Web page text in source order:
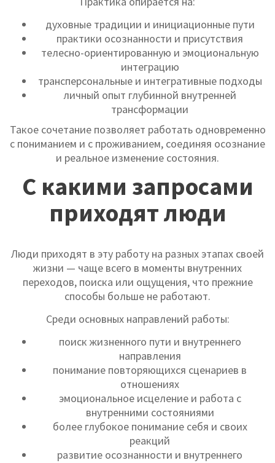
духовные традиции и инициационные пути
практики осознанности и присутствия
телесно-ориентированную и эмоциональную
интеграцию
трансперсональные и интегративные подходы
личный опыт глубинной внутренней
трансформации
Такое сочетание позволяет работать одновременно
с пониманием и с проживанием, соединяя осознание
и реальное изменение состояния.
С какими запросами
приходят люди
Люди приходят в эту работу на разных этапах своей
жизни — чаще всего в моменты внутренних
переходов, поиска или ощущения, что прежние
способы больше не работают.
Среди основных направлений работы:
поиск жизненного пути и внутреннего
направления
понимание повторяющихся сценариев в
отношениях
эмоциональное исцеление и работа с
внутренними состояниями
более глубокое понимание себя и своих
реакций
развитие осознанности и внутреннего